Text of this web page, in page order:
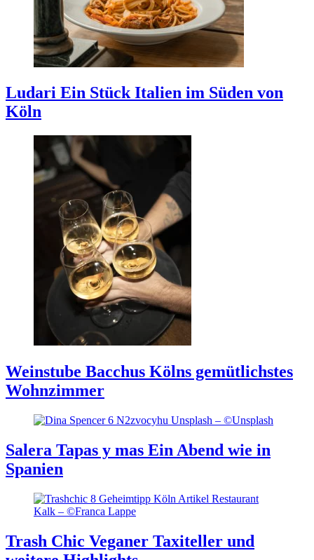
Ludari Ein Stück Italien im Süden von
Köln
Weinstube Bacchus Kölns gemütlichstes
Wohnzimmer
Salera Tapas y mas Ein Abend wie in
Spanien
Trash Chic Veganer Taxiteller und